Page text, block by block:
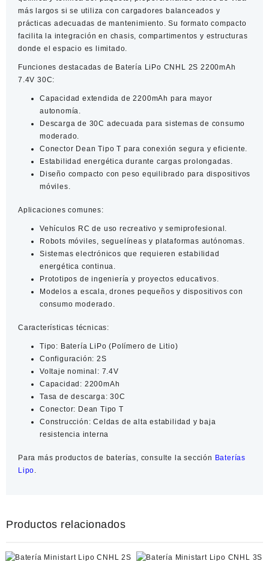
más largos si se utiliza con cargadores balanceados y
prácticas adecuadas de mantenimiento. Su formato compacto
facilita la integración en chasis, compartimentos y estructuras
donde el espacio es limitado.
Funciones destacadas de Batería LiPo CNHL 2S 2200mAh
7.4V 30C:
Capacidad extendida de 2200mAh para mayor
autonomía.
Descarga de 30C adecuada para sistemas de consumo
moderado.
Conector Dean Tipo T para conexión segura y eficiente.
Estabilidad energética durante cargas prolongadas.
Diseño compacto con peso equilibrado para dispositivos
móviles.
Aplicaciones comunes:
Vehículos RC de uso recreativo y semiprofesional.
Robots móviles, seguelíneas y plataformas autónomas.
Sistemas electrónicos que requieren estabilidad
energética continua.
Prototipos de ingeniería y proyectos educativos.
Modelos a escala, drones pequeños y dispositivos con
consumo moderado.
Características técnicas:
Tipo: Batería LiPo (Polímero de Litio)
Configuración: 2S
Voltaje nominal: 7.4V
Capacidad: 2200mAh
Tasa de descarga: 30C
Conector: Dean Tipo T
Construcción: Celdas de alta estabilidad y baja
resistencia interna
Para más productos de baterías, consulte la sección Baterías
Lipo.
Productos relacionados